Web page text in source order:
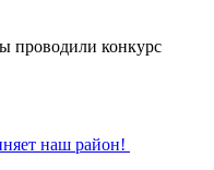
проводили конкурс
наш район!